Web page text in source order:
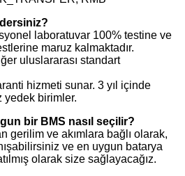
laboratuvar 100% testine ve
maruz kalmaktadır.
uluslararası standart
hizmeti sunar. 3 yıl içinde
yedek birimler.
bir BMS nasıl seçilir?
gerilim ve akımlara bağlı olarak,
ve en uygun batarya
olarak size sağlayacağız.